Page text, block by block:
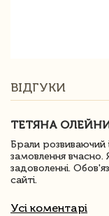
ВІДГУКИ
ТЕТЯНА
Брали розвиваючий
замовлення
задоволенні.
сайті.
Усі коментарі